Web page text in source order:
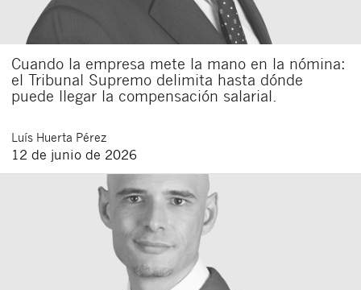
Cuando la empresa mete la mano en la nómina:
el Tribunal Supremo delimita hasta dónde
puede llegar la compensación salarial.
Luís Huerta Pérez
12 de junio de 2026